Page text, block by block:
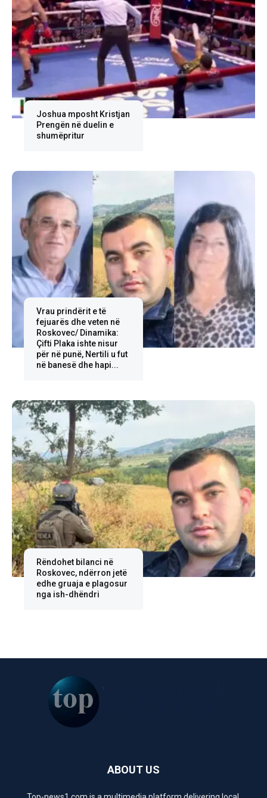
Joshua mposht Kristjan
Prengën në duelin e
shumëpritur
Vrau prindërit e të
fejuarës dhe veten në
Roskovec/ Dinamika:
Çifti Plaka ishte nisur
për në punë, Nertili u fut
në banesë dhe hapi...
Rëndohet bilanci në
Roskovec, ndërron jetë
edhe gruaja e plagosur
nga ish-dhëndri
ABOUT US